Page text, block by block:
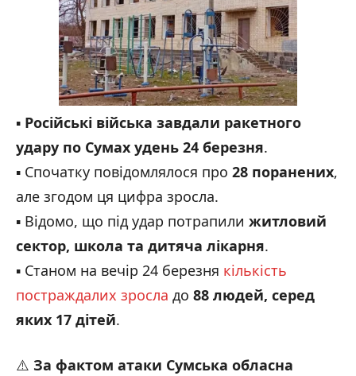
▪️ Російські війська завдали ракетного
удару по Сумах удень 24 березня.
▪️ Спочатку повідомлялося про 28 поранених,
але згодом ця цифра зросла.
▪️ Відомо, що під удар потрапили житловий
сектор, школа та дитяча лікарня.
▪️ Станом на вечір 24 березня кількість
постраждалих зросла до 88 людей, серед
яких 17 дітей.
⚠️ За фактом атаки Сумська обласна